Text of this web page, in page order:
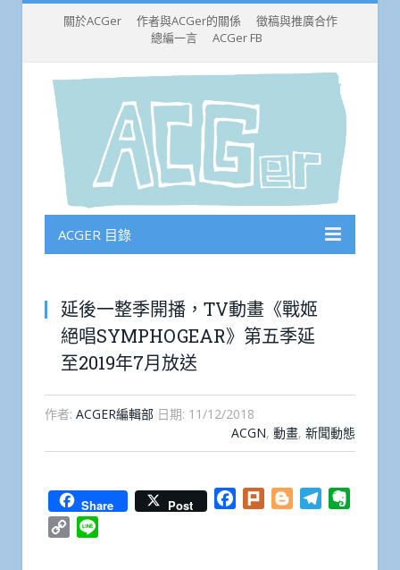
關於ACGer 作者與ACGer的關係
徵稿與推廣合作
總編一言
ACGer FB
ACGER 目錄
延後一整季開播，TV動畫《戰姬
絕唱SYMPHOGEAR》第五季延
至2019年7月放送
作者: ACGER編輯部 日期: 11/12/2018
ACGN, 動畫, 新聞動態
Share Post Facebook
Plurk BloggerTelegram
Copy